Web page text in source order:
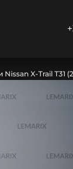
X-Trail T31